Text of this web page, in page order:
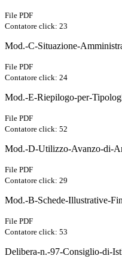
File PDF
Contatore click: 23
Mod.-C-Situazione-
File PDF
Contatore click: 24
Mod.-E-Riepilogo-per-
File PDF
Contatore click: 52
Mod.-D-Utilizzo-Avanzo-di-
File PDF
Contatore click: 29
Mod.-B-Schede-Illustrative-
File PDF
Contatore click: 53
Delibera-n.-97-Consiglio-di-